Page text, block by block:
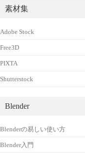
素材集
Adobe Stock
Free3D
PIXTA
Shutterstock
Blender
Blenderの易しい使い方
Blender入門